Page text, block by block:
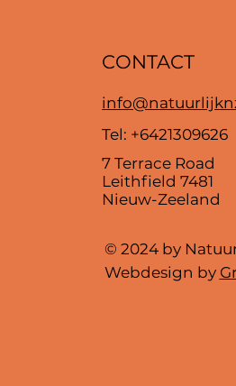
CONTACT
Tel: +6421309626
7 Terrace Road
Leithfield 7481
Nieuw-Zeeland
© 2024 by
Webdesign by